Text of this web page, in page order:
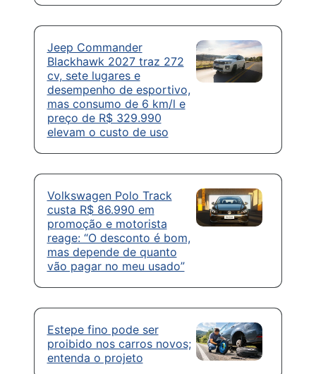
Jeep Commander
Blackhawk 2027 traz 272
cv, sete lugares e
desempenho de esportivo,
mas consumo de 6 km/l e
preço de R$ 329.990
elevam o custo de uso
Volkswagen Polo Track
custa R$ 86.990 em
promoção e motorista
reage: “O desconto é bom,
mas depende de quanto
vão pagar no meu usado”
Estepe fino pode ser
proibido nos carros novos;
entenda o projeto